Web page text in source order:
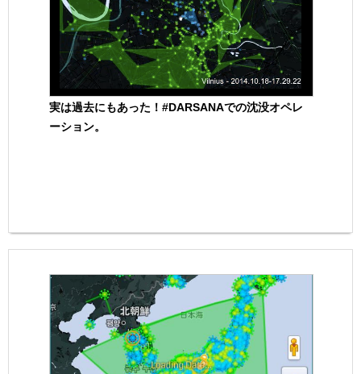
実は過去にもあった！#DARSANAでの沈没オペレ
ーション。